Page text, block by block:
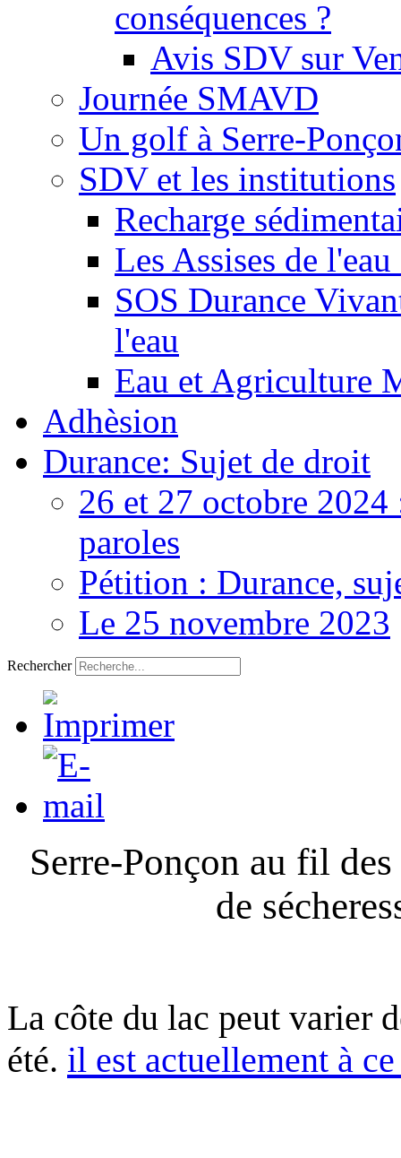
conséquences ?
Avis SDV sur
Journée SMAVD
Un golf à Serre-
SDV et les institutions
Recharge
Les Assises de
SOS Durance
l'eau
Eau et Agriculture
Adhèsion
Durance: Sujet de droit
26 et 27 octobre 2024
paroles
Pétition : Durance,
Le 25 novembre 2023
Rechercher
Serre-Ponçon au fil
de
La côte du lac peut varier
été. il est actuellement à